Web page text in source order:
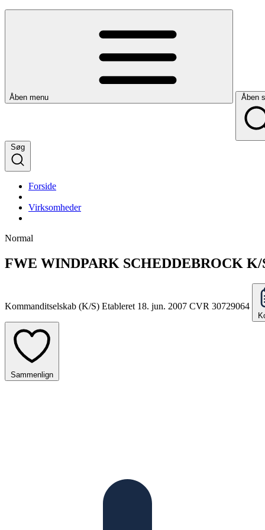
Åben menu Åben
Søg
Forside
Virksomheder
Normal
FWE WINDPARK SCHEDDEBROCK K/
Kommanditselskab (K/S) Etableret 18. jun. 2007 CVR 30729064
Sammenlign